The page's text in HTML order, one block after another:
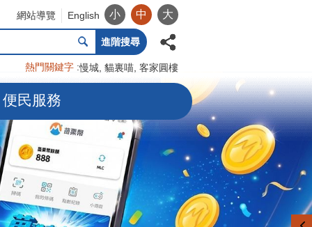
網站導覽 English 小 中 大
進階搜尋
熱門關鍵字 慢城 貓裏喵 客家圓樓
便民服務